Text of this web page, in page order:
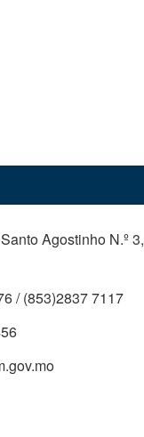
Agostinho N.º 3,
/ (853)2837 7117